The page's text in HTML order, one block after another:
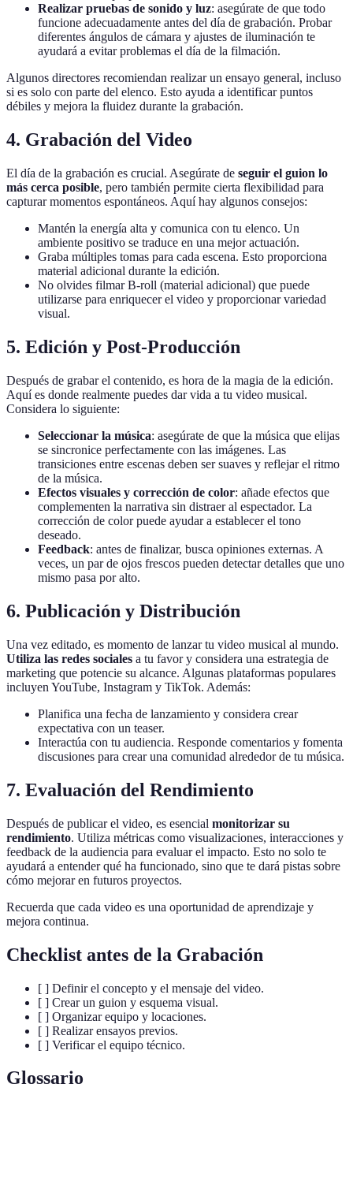
Realizar pruebas de sonido y luz: asegúrate de que todo
funcione adecuadamente antes del día de grabación. Probar
diferentes ángulos de cámara y ajustes de iluminación te
ayudará a evitar problemas el día de la filmación.
Algunos directores recomiendan realizar un ensayo general, incluso
si es solo con parte del elenco. Esto ayuda a identificar puntos
débiles y mejora la fluidez durante la grabación.
4. Grabación del Video
El día de la grabación es crucial. Asegúrate de seguir el guion lo
más cerca posible, pero también permite cierta flexibilidad para
capturar momentos espontáneos. Aquí hay algunos consejos:
Mantén la energía alta y comunica con tu elenco. Un
ambiente positivo se traduce en una mejor actuación.
Graba múltiples tomas para cada escena. Esto proporciona
material adicional durante la edición.
No olvides filmar B-roll (material adicional) que puede
utilizarse para enriquecer el video y proporcionar variedad
visual.
5. Edición y Post-Producción
Después de grabar el contenido, es hora de la magia de la edición.
Aquí es donde realmente puedes dar vida a tu video musical.
Considera lo siguiente:
Seleccionar la música: asegúrate de que la música que elijas
se sincronice perfectamente con las imágenes. Las
transiciones entre escenas deben ser suaves y reflejar el ritmo
de la música.
Efectos visuales y corrección de color: añade efectos que
complementen la narrativa sin distraer al espectador. La
corrección de color puede ayudar a establecer el tono
deseado.
Feedback: antes de finalizar, busca opiniones externas. A
veces, un par de ojos frescos pueden detectar detalles que uno
mismo pasa por alto.
6. Publicación y Distribución
Una vez editado, es momento de lanzar tu video musical al mundo.
Utiliza las redes sociales a tu favor y considera una estrategia de
marketing que potencie su alcance. Algunas plataformas populares
incluyen YouTube, Instagram y TikTok. Además:
Planifica una fecha de lanzamiento y considera crear
expectativa con un teaser.
Interactúa con tu audiencia. Responde comentarios y fomenta
discusiones para crear una comunidad alrededor de tu música.
7. Evaluación del Rendimiento
Después de publicar el video, es esencial monitorizar su
rendimiento. Utiliza métricas como visualizaciones, interacciones y
feedback de la audiencia para evaluar el impacto. Esto no solo te
ayudará a entender qué ha funcionado, sino que te dará pistas sobre
cómo mejorar en futuros proyectos.
Recuerda que cada video es una oportunidad de aprendizaje y
mejora continua.
Checklist antes de la Grabación
[ ] Definir el concepto y el mensaje del video.
[ ] Crear un guion y esquema visual.
[ ] Organizar equipo y locaciones.
[ ] Realizar ensayos previos.
[ ] Verificar el equipo técnico.
Glossario